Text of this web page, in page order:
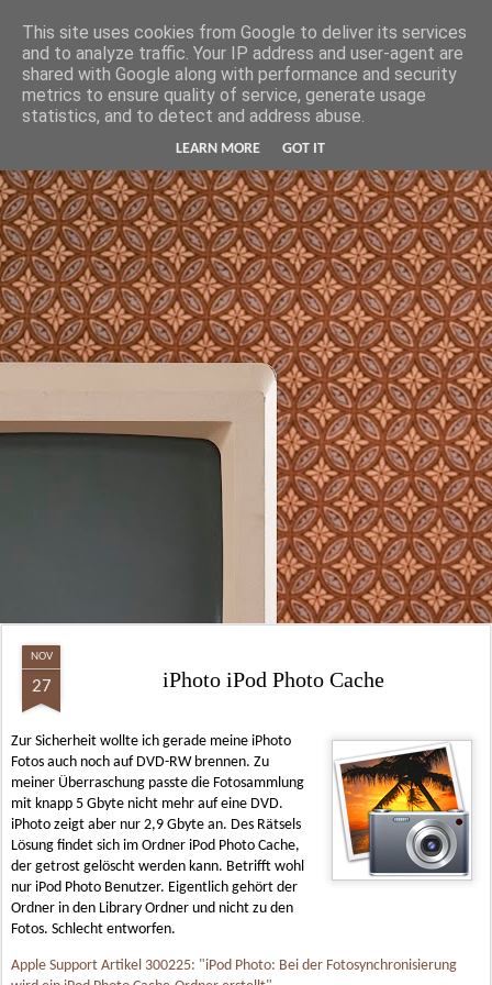
This site uses cookies from Google to deliver its services
and to analyze traffic. Your IP address and user-agent are
shared with Google along with performance and security
metrics to ensure quality of service, generate usage
statistics, and to detect and address abuse.
LEARN MORE GOT IT
Hunter Jerusalem Journal
NOV
27 iPhoto iPod Photo Cache
Zur Sicherheit wollte ich gerade meine iPhoto
Fotos auch noch auf DVD-RW brennen. Zu
meiner Überraschung passte die Fotosammlung
mit knapp 5 Gbyte nicht mehr auf eine DVD.
iPhoto zeigt aber nur 2,9 Gbyte an. Des Rätsels
Lösung findet sich im Ordner iPod Photo Cache,
der getrost gelöscht werden kann. Betrifft wohl
nur iPod Photo Benutzer. Eigentlich gehört der
Ordner in den Library Ordner und nicht zu den
Fotos. Schlecht entworfen.
Apple Support Artikel 300225: "iPod Photo: Bei der Fotosynchronisierung